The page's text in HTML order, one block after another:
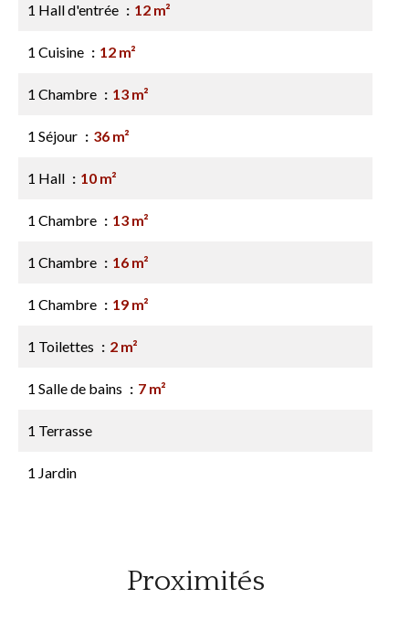
1 Hall d'entrée 12 m²
1 Cuisine 12 m²
1 Chambre 13 m²
1 Séjour 36 m²
1 Hall 10 m²
1 Chambre 13 m²
1 Chambre 16 m²
1 Chambre 19 m²
1 Toilettes 2 m²
1 Salle de bains 7 m²
1 Terrasse
1 Jardin
Proximités